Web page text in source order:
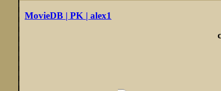
MovieDB | PK | alex1